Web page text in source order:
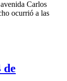
Carlos
ocurrió a las
de